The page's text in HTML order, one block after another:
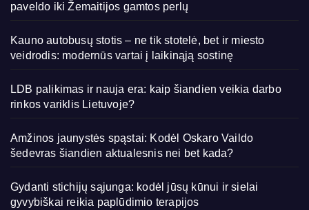
paveldo iki Žemaitijos gamtos perlų
Kauno autobusų stotis – ne tik stotelė, bet ir miesto
veidrodis: modernūs vartai į laikinąją sostinę
LDB palikimas ir nauja era: kaip šiandien veikia darbo
rinkos variklis Lietuvoje?
Amžinos jaunystės spąstai: Kodėl Oskaro Vaildo
šedevras šiandien aktualesnis nei bet kada?
Gydanti stichijų sąjunga: kodėl jūsų kūnui ir sielai
gyvybiškai reikia paplūdimio terapijos